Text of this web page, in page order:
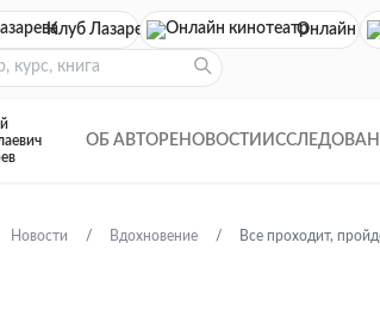
Клуб Лазарева Онлайн
ОБ АВТОРЕ НОВОСТИ
Новости Вдохновение Все проходит,